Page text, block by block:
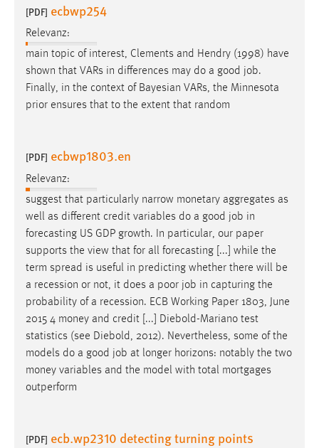
[PDF] ecbwp254
Relevanz:
main topic of interest, Clements and Hendry (1998) have
shown that VARs in differences may do a good job.
Finally, in the context of Bayesian VARs, the Minnesota
prior ensures that to the extent that random
[PDF] ecbwp1803.en
Relevanz:
suggest that particularly narrow monetary aggregates as
well as different credit variables do a good job in
forecasting US GDP growth. In particular, our paper
supports the view that for all forecasting [...] while the
term spread is useful in predicting whether there will be
a recession or not, it does a poor job in capturing the
probability of a recession. ECB Working Paper 1803, June
2015 4 money and credit [...] Diebold-Mariano test
statistics (see Diebold, 2012). Nevertheless, some of the
models do a good job at longer horizons: notably the two
money variables and the model with total mortgages
outperform
[PDF] ecb.wp2310 detecting turning points
Cookie Laufzeit:
Chat
Name:
MibewSessionID, MIBEW_UserID, mibew_locale, mibew-
Zweck:
Wird benötigt um die Chatfunktion nutzen zu können.
Cookie Laufzeit:
5e9dbeb1811c0446 = Sitzungslaufzeit, mibew_locale = 3
Jahre, MIBEW_UserID = 1 Jahr
Login
Name:
fe_user, be_user, be_lastLoginProvider
Zweck:
Dieser Cookie ist notwendig um sich an der Website
einloggen zu können.